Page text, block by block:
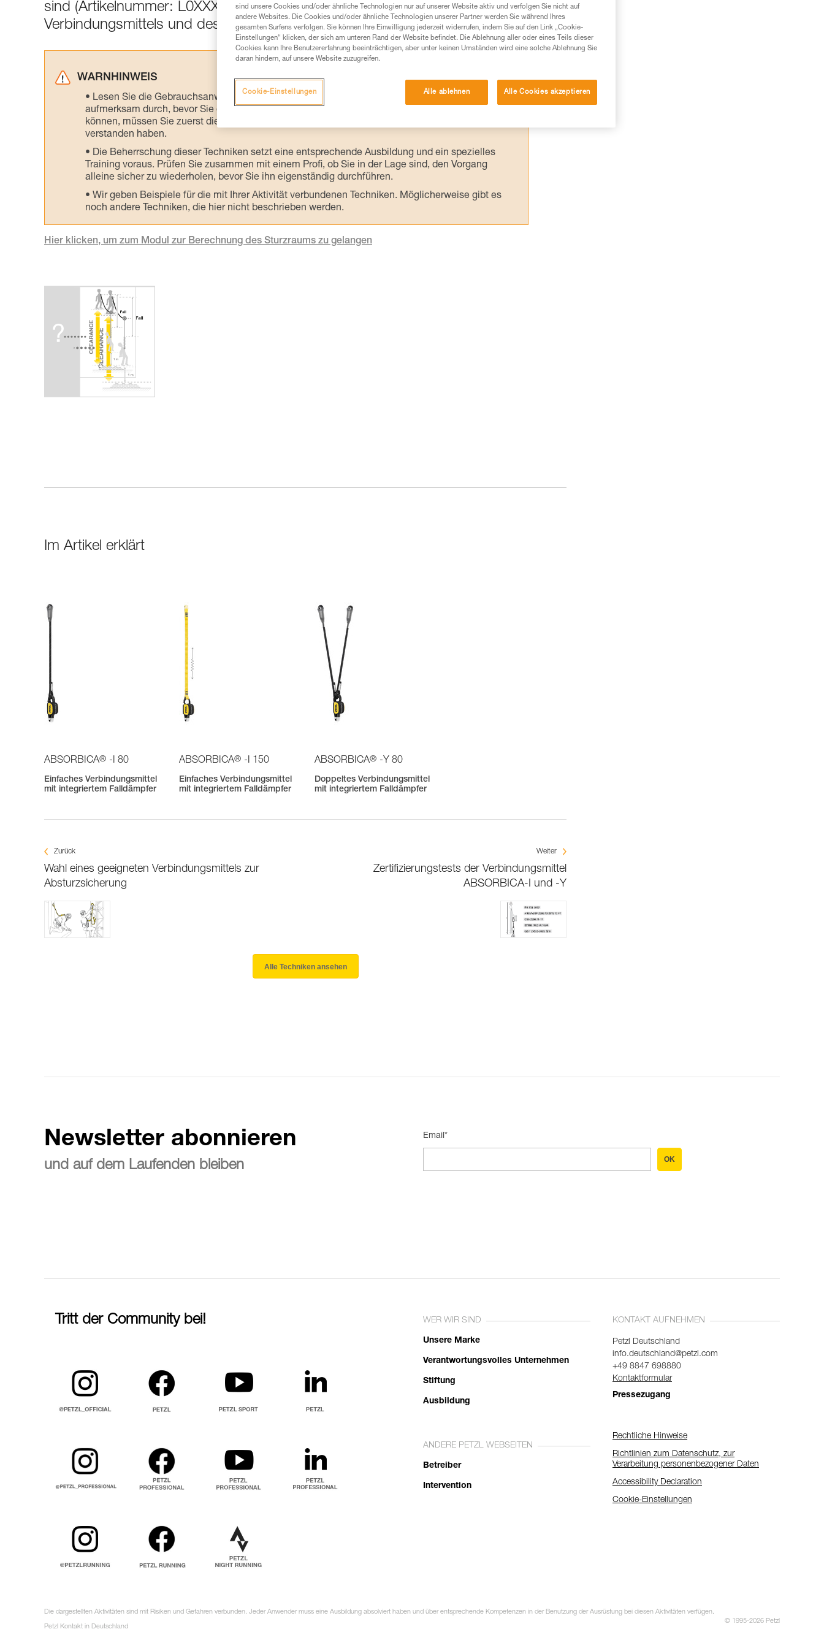
sind (Artikelnummer: L0XXXXXX). Die Berechnung wird anhand der Länge des
Verbindungsmittels und des Gewichts der anwendenden Person durchgeführt.
WARNHINWEIS
Lesen Sie die Gebrauchsanweisungen der Produkte, um die es in diesem Tech Tipp geht,
aufmerksam durch, bevor Sie diesen zu Rate ziehen. Um diese Zusatzinformationen verstehen zu
können, müssen Sie zuerst die in der Gebrauchsanweisung enthaltenen Informationen richtig
verstanden haben.
Die Beherrschung dieser Techniken setzt eine entsprechende Ausbildung und ein spezielles
Training voraus. Prüfen Sie zusammen mit einem Profi, ob Sie in der Lage sind, den Vorgang
alleine sicher zu wiederholen, bevor Sie ihn eigenständig durchführen.
Wir geben Beispiele für die mit Ihrer Aktivität verbundenen Techniken. Möglicherweise gibt es
noch andere Techniken, die hier nicht beschrieben werden.
Hier klicken, um zum Modul zur Berechnung des Sturzraums zu gelangen
Im Artikel erklärt
ABSORBICA® -I 80
Einfaches Verbindungsmittel
mit integriertem Falldämpfer
ABSORBICA® -I 150
Einfaches Verbindungsmittel
mit integriertem Falldämpfer
ABSORBICA® -Y 80
Doppeltes Verbindungsmittel
mit integriertem Falldämpfer
Zurück
Wahl eines geeigneten Verbindungsmittels zur
Absturzsicherung
Weiter
Zertifizierungstests der Verbindungsmittel
ABSORBICA-I und -Y
Alle Techniken ansehen
Newsletter abonnieren
und auf dem Laufenden bleiben
Email*
OK
Tritt der Community bei! WER WIR SIND
Unsere Marke
Verantwortungsvolles Unternehmen
Stiftung
Ausbildung
ANDERE PETZL WEBSEITEN
Betreiber
Intervention
KONTAKT AUFNEHMEN
Petzl Deutschland
info.deutschland@petzl.com
+49 8847 698880
Kontaktformular
Pressezugang
Rechtliche Hinweise
Richtlinien zum Datenschutz, zur
Verarbeitung personenbezogener Daten
Accessibility Declaration
Cookie-Einstellungen
Die dargestellten Aktivitäten sind mit Risiken und Gefahren verbunden. Jeder Anwender muss eine Ausbildung absolviert haben und über entsprechende Kompetenzen in der Benutzung der Ausrüstung bei diesen Aktivitäten verfügen.
Petzl Kontakt in Deutschland
© 1995-2026 Petzl
sind unsere Cookies und/oder ähnliche Technologien nur auf unserer Website aktiv und verfolgen Sie nicht auf
andere Websites. Die Cookies und/oder ähnliche Technologien unserer Partner werden Sie während Ihres
gesamten Surfens verfolgen. Sie können Ihre Einwilligung jederzeit widerrufen, indem Sie auf den Link „Cookie-
Einstellungen“ klicken, der sich am unteren Rand der Website befindet. Die Ablehnung aller oder eines Teils dieser
Cookies kann Ihre Benutzererfahrung beeinträchtigen, aber unter keinen Umständen wird eine solche Ablehnung Sie
daran hindern, auf unsere Website zuzugreifen.
Alle ablehnen Alle Cookies akzeptieren
Cookie-Einstellungen